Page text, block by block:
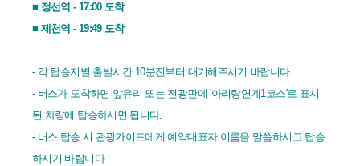
■ 정선역 - 17:00 도착
■ 제천역 - 19:49 도착
- 각 탑승지별 출발시간 10분전부터 대기해주시기 바랍니다.
- 버스가 도착하면 앞유리 또는 전광판에 '아리랑연계1코스'로 표시
된 차량에 탑승하시면 됩니다.
- 버스 탑승 시 관광가이드에게 예약대표자 이름을 말씀하시고 탑승
하시기 바랍니다